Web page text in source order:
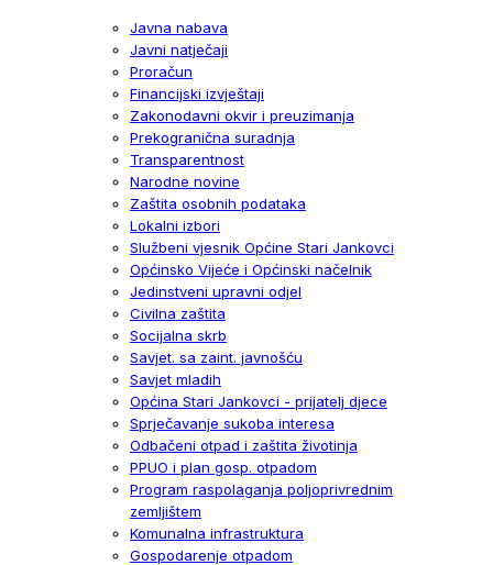
Javna nabava
Javni natječaji
Proračun
Financijski izvještaji
Zakonodavni okvir i preuzimanja
Prekogranična suradnja
Transparentnost
Narodne novine
Zaštita osobnih podataka
Lokalni izbori
Službeni vjesnik Općine Stari Jankovci
Općinsko Vijeće i Općinski načelnik
Jedinstveni upravni odjel
Civilna zaštita
Socijalna skrb
Savjet. sa zaint. javnošću
Savjet mladih
Općina Stari Jankovci - prijatelj djece
Sprječavanje sukoba interesa
Odbačeni otpad i zaštita životinja
PPUO i plan gosp. otpadom
Program raspolaganja poljoprivrednim
zemljištem
Komunalna infrastruktura
Gospodarenje otpadom